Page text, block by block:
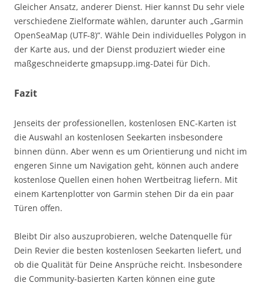
Gleicher Ansatz, anderer Dienst. Hier kannst Du sehr viele
verschiedene Zielformate wählen, darunter auch „Garmin
OpenSeaMap (UTF-8)“. Wähle Dein individuelles Polygon in
der Karte aus, und der Dienst produziert wieder eine
maßgeschneiderte gmapsupp.img-Datei für Dich.
Fazit
Jenseits der professionellen, kostenlosen ENC-Karten ist
die Auswahl an kostenlosen Seekarten insbesondere
binnen dünn. Aber wenn es um Orientierung und nicht im
engeren Sinne um Navigation geht, können auch andere
kostenlose Quellen einen hohen Wertbeitrag liefern. Mit
einem Kartenplotter von Garmin stehen Dir da ein paar
Türen offen.
Bleibt Dir also auszuprobieren, welche Datenquelle für
Dein Revier die besten kostenlosen Seekarten liefert, und
ob die Qualität für Deine Ansprüche reicht. Insbesondere
die Community-basierten Karten können eine gute